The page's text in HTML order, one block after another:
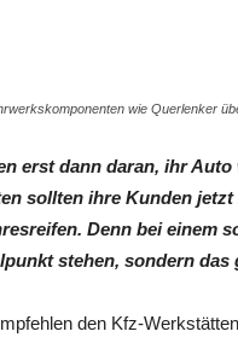
wie Querlenker
erst dann daran, ihr
sollten ihre Kunden
Denn bei einem
stehen, sondern
den Kfz-